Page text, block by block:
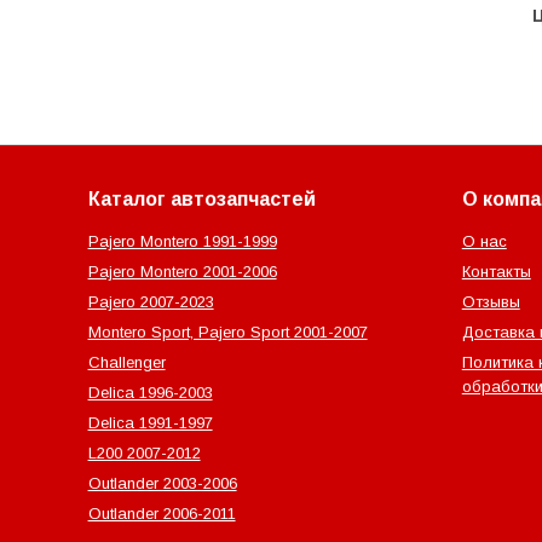
Каталог автозапчастей
Pajero Montero 1991-1999
Pajero Montero 2001-2006
Pajero 2007-2023
Montero Sport, Pajero Sport 2001-2007
Challenger
Delica 1996-2003
Delica 1991-1997
L200 2007-2012
Outlander‎ 2003-2006
Outlander‎ 2006-2011
О
О нас
Контакты
Отзывы
Доставка
Политика